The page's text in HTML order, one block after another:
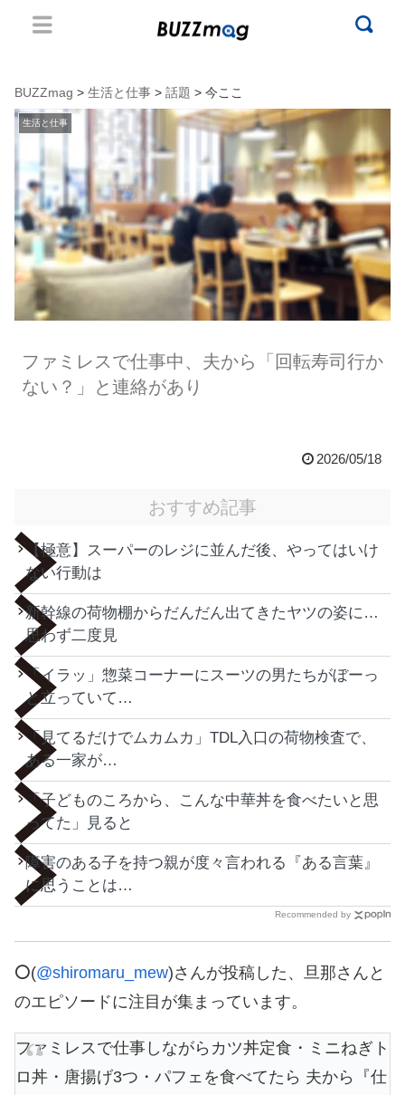
BUZZmag > 生活と仕事 > 話題 > 今ここ
生活と仕事
ファミレスで仕事中、夫から「回転寿司行か
ない？」と連絡があり
2026/05/18
おすすめ記事
【極意】スーパーのレジに並んだ後、やってはいけ
ない行動は
新幹線の荷物棚からだんだん出てきたヤツの姿に…
思わず二度見
「イラッ」惣菜コーナーにスーツの男たちがぼーっ
と立っていて…
「見てるだけでムカムカ」TDL入口の荷物検査で、
ある一家が…
「子どものころから、こんな中華丼を食べたいと思
ってた」見ると
障害のある子を持つ親が度々言われる『ある言葉』
に思うことは…
Recommended by
⚪️(@shiromaru_mew)さんが投稿した、旦那さんと
のエピソードに注目が集まっています。
ファミレスで仕事しながらカツ丼定食・ミニねぎト
ロ丼・唐揚げ3つ・パフェを食べてたら 夫から『仕